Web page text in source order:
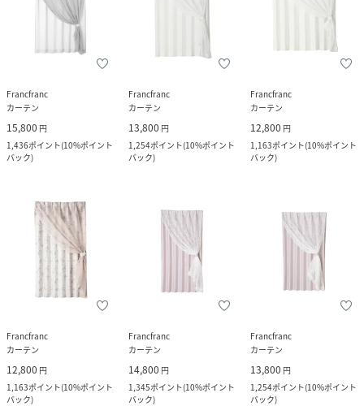
Francfranc
カーテン
15,800 円
1,436ポイント(10%ポイント
バック)
Francfranc
カーテン
13,800 円
1,254ポイント(10%ポイント
バック)
Francfranc
カーテン
12,800 円
1,163ポイント(10%ポイント
バック)
Francfranc
カーテン
12,800 円
1,163ポイント(10%ポイント
バック)
Francfranc
カーテン
14,800 円
1,345ポイント(10%ポイント
バック)
Francfranc
カーテン
13,800 円
1,254ポイント(10%ポイント
バック)